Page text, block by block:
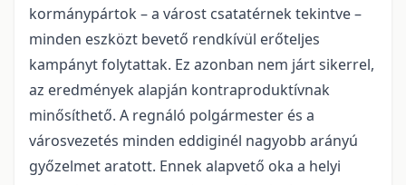
kormánypártok – a várost csatatérnek tekintve –
minden eszközt bevető rendkívül erőteljes
kampányt folytattak. Ez azonban nem járt sikerrel,
az eredmények alapján kontraproduktívnak
minősíthető. A regnáló polgármester és a
városvezetés minden eddiginél nagyobb arányú
győzelmet aratott. Ennek alapvető oka a helyi